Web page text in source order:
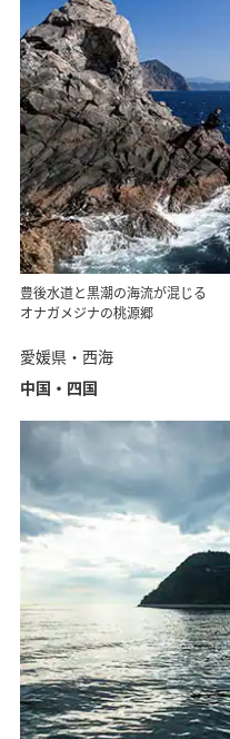
豊後水道と黒潮の海流が混じる
オナガメジナの桃源郷
愛媛県・西海
中国・四国